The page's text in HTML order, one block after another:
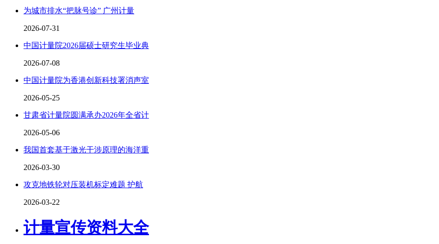
为城市排水“把脉号诊” 广州计量
2026-07-31
中国计量院2026届硕士研究生毕业典
2026-07-08
中国计量院为香港创新科技署消声室
2026-05-25
甘肃省计量院圆满承办2026年全省计
2026-05-06
我国首套基于激光干涉原理的海洋重
2026-03-30
攻克地铁轮对压装机标定难题 护航
2026-03-22
计量宣传资料大全